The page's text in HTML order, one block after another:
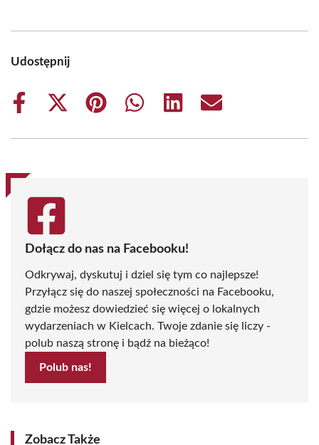
Udostępnij
Share
Share
(Twitter)
Share
Share
Share
Share
Dołącz do nas na Facebooku!
Odkrywaj, dyskutuj i dziel się tym co najlepsze!
Przyłącz się do naszej społeczności na Facebooku,
gdzie możesz dowiedzieć się więcej o lokalnych
wydarzeniach w Kielcach. Twoje zdanie się liczy -
polub naszą stronę i bądź na bieżąco!
Polub nas!
Zobacz Także